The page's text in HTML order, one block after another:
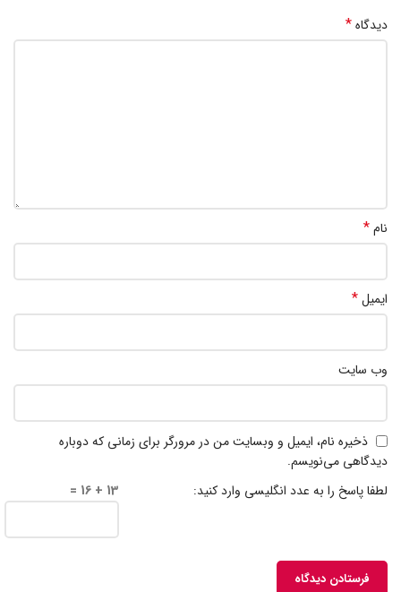
دیدگاه*
نام*
ایمیل*
وب‌ سایت
ذخیره نام، ایمیل و وبسایت من در مرورگر برای زمانی که دوباره
دیدگاهی می‌نویسم.
لطفا پاسخ را به عدد انگلیسی وارد کنید:
13 + 16 =